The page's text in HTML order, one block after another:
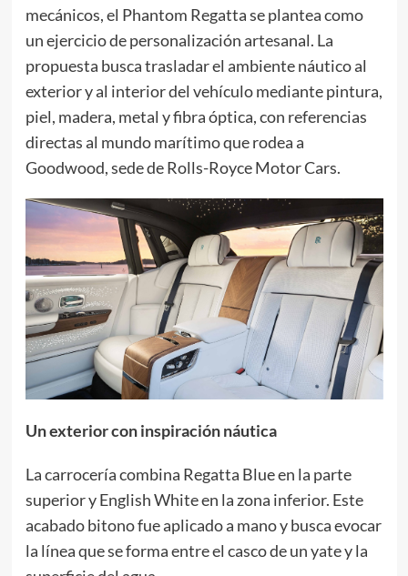
mecánicos, el Phantom Regatta se plantea como
un ejercicio de personalización artesanal. La
propuesta busca trasladar el ambiente náutico al
exterior y al interior del vehículo mediante pintura,
piel, madera, metal y fibra óptica, con referencias
directas al mundo marítimo que rodea a
Goodwood, sede de Rolls-Royce Motor Cars.
Un exterior con inspiración náutica
La carrocería combina Regatta Blue en la parte
superior y English White en la zona inferior. Este
acabado bitono fue aplicado a mano y busca evocar
la línea que se forma entre el casco de un yate y la